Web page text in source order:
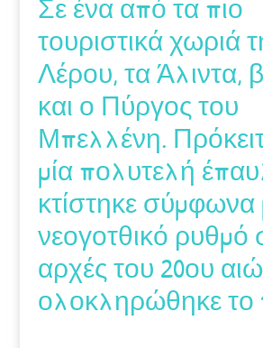
Σε ένα από τα πιο
τουριστικά χωριά
Λέρου, τα Άλιντα,
και ο Πύργος του
Μπελλένη.
μία πολυτελή
κτίστηκε σύμφωνα
νεογοτθικό ρυθμό
αρχές του 20ου
ολοκληρώθηκε το